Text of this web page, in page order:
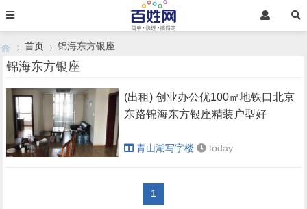
首页 锦海东方银座
锦海东方银座
(出租) 创业办公优100㎡地铁口北京
东路锦海东方银座精装户型好
青山湖写字楼 today
1